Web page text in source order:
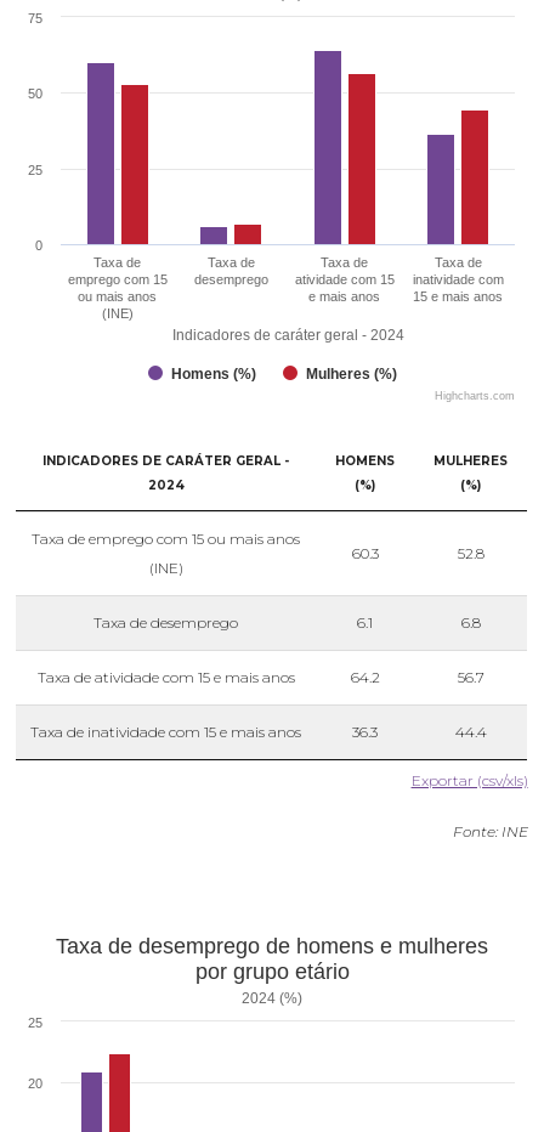
Indicadores de caráter geral - 2024
Homens (%) Mulheres (%)
Taxa de
emprego com 15
ou mais anos
(INE)
Taxa de
desemprego
Taxa de
atividade com 15
e mais anos
Taxa de
inatividade com
15 e mais anos
0
25
50
75
Highcharts.com
INDICADORES DE CARÁTER GERAL -
2024
HOMENS
(%)
MULHERES
(%)
Taxa de emprego com 15 ou mais anos
(INE)
60.3 52.8
Taxa de desemprego 6.1 6.8
Taxa de atividade com 15 e mais anos 64.2 56.7
Taxa de inatividade com 15 e mais anos 36.3 44.4
Exportar (csv/xls)
Fonte: INE
Taxa de desemprego de homens e mulheres
por grupo etário
2024 (%)
20
25